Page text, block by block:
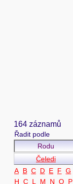
164 záznamů
Řadit podle
Rodu
Čeledi
A B C D E F G
H C L M N O P